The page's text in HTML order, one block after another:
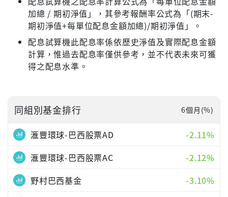
加總 / 期初淨值」，其參考報酬率公式為「(期末-
期初淨值+每單位配息金額加總)/期初淨值」。
配息試算機此配息率係依歷史淨值及實際配息金額
計算，惟過去配息率僅供參考，並不代表未來可獲
得之配息水準。
同組別基金排行 6個月(%)
滙豐環球-巴西股票AD
-2.11%
滙豐環球-巴西股票AC
-2.12%
野村巴西基金
-3.10%